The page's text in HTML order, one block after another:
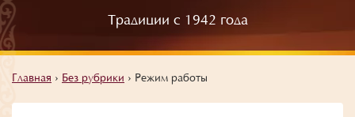
Традиции с 1942 года
Главная › Без рубрики › Режим работы